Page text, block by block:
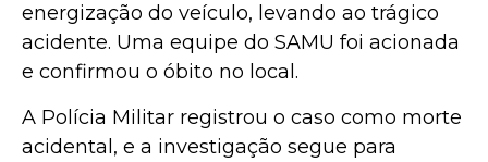
energização do veículo, levando ao trágico
acidente. Uma equipe do SAMU foi acionada
e confirmou o óbito no local.
A Polícia Militar registrou o caso como morte
acidental, e a investigação segue para